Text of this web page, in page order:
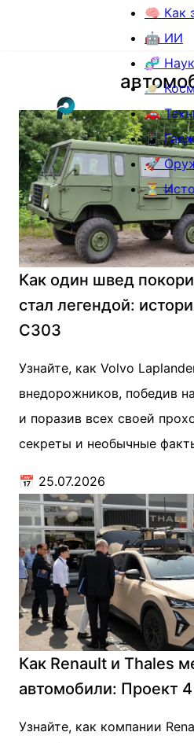
🧠 Как
🤖 ИИ
🧬
🪐
🚗
📱
🚀
⏳
Как один швед
стал легендой:
C303
Узнайте, как Volvo
внедорожников, победив
и поразив всех своей
секреты и необычные
📅 25.07.2026
Как Renault и Thales
автомобили: Проект 4
Узнайте, как компании